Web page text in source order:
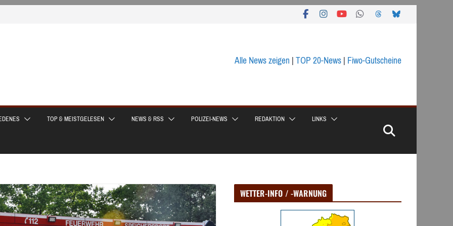
Alle News zeigen|TOP 20-News|Fiwo-Gutscheine
TOP & MEISTGELESEN NEWS & RSS POLIZEI-NEWS REDAKTION LINKS
WETTER-INFO / -WARNUNG